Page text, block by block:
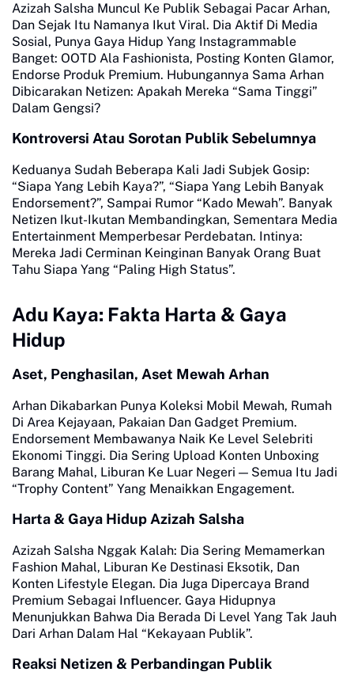
Azizah Salsha Muncul Ke Publik Sebagai Pacar Arhan,
Dan Sejak Itu Namanya Ikut Viral. Dia Aktif Di Media
Sosial, Punya Gaya Hidup Yang Instagrammable
Banget: OOTD Ala Fashionista, Posting Konten Glamor,
Endorse Produk Premium. Hubungannya Sama Arhan
Dibicarakan Netizen: Apakah Mereka “Sama Tinggi”
Dalam Gengsi?
Kontroversi Atau Sorotan Publik Sebelumnya
Keduanya Sudah Beberapa Kali Jadi Subjek Gosip:
“Siapa Yang Lebih Kaya?”, “Siapa Yang Lebih Banyak
Endorsement?”, Sampai Rumor “Kado Mewah”. Banyak
Netizen Ikut-Ikutan Membandingkan, Sementara Media
Entertainment Memperbesar Perdebatan. Intinya:
Mereka Jadi Cerminan Keinginan Banyak Orang Buat
Tahu Siapa Yang “Paling High Status”.
Adu Kaya: Fakta Harta & Gaya
Hidup
Aset, Penghasilan, Aset Mewah Arhan
Arhan Dikabarkan Punya Koleksi Mobil Mewah, Rumah
Di Area Kejayaan, Pakaian Dan Gadget Premium.
Endorsement Membawanya Naik Ke Level Selebriti
Ekonomi Tinggi. Dia Sering Upload Konten Unboxing
Barang Mahal, Liburan Ke Luar Negeri — Semua Itu Jadi
“Trophy Content” Yang Menaikkan Engagement.
Harta & Gaya Hidup Azizah Salsha
Azizah Salsha Nggak Kalah: Dia Sering Memamerkan
Fashion Mahal, Liburan Ke Destinasi Eksotik, Dan
Konten Lifestyle Elegan. Dia Juga Dipercaya Brand
Premium Sebagai Influencer. Gaya Hidupnya
Menunjukkan Bahwa Dia Berada Di Level Yang Tak Jauh
Dari Arhan Dalam Hal “Kekayaan Publik”.
Reaksi Netizen & Perbandingan Publik